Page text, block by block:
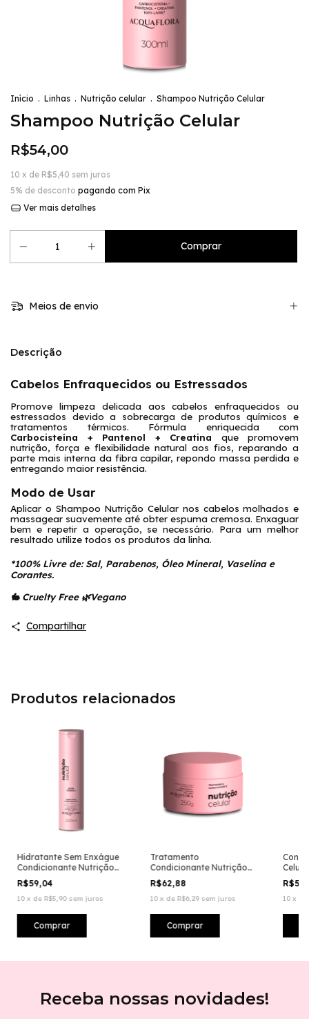
Início . Linhas . Nutrição celular . Shampoo Nutrição Celular
Shampoo Nutrição Celular
R$54,00
10 x de R$5,40 sem juros
5% de desconto pagando com Pix
Ver mais detalhes
Meios de envio
Descrição
Cabelos Enfraquecidos ou Estressados
Promove limpeza delicada aos cabelos enfraquecidos ou
estressados devido a sobrecarga de produtos químicos e
Carbocisteína + Pantenol + Creatina que promovem
nutrição, força e flexibilidade natural aos fios, reparando a
parte mais interna da fibra capilar, repondo massa perdida e
entregando maior resistência.
Modo de Usar
Aplicar o Shampoo Nutrição Celular nos cabelos molhados e
massagear suavemente até obter espuma cremosa. Enxaguar
bem e repetir a operação, se necessário. Para um melhor
resultado utilize todos os produtos da linha.
*100% Livre de: Sal, Parabenos, Óleo Mineral, Vaselina e
Corantes.
🐇 Cruelty Free 🌿Vegano
Compartilhar
Produtos relacionados
Hidratante Sem Enxágue
Condicionante Nutrição
Celular
R$59,04
10 x de R$5,90 sem juros
Tratamento
Condicionante Nutrição
Celular
R$62,88
10 x de R$6,29 sem juros 10 x
Receba nossas novidades!